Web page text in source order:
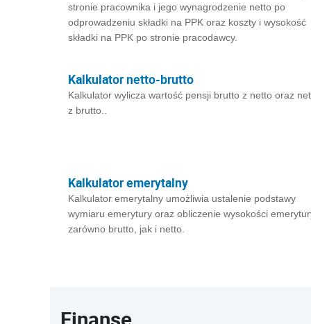
stronie pracownika i jego wynagrodzenie netto po
odprowadzeniu składki na PPK oraz koszty i wysokość
składki na PPK po stronie pracodawcy.
Kalkulator netto-brutto
Kalkulator wylicza wartość pensji brutto z netto oraz
z brutto..
Kalkulator emerytalny
Kalkulator emerytalny umożliwia ustalenie podstawy
wymiaru emerytury oraz obliczenie wysokości
zarówno brutto, jak i netto.